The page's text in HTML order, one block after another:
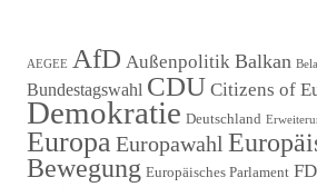
AEGEE AfD Außenpolitik Balkan
Bundestagswahl CDU Citizens of
Demokratie Deutschland
Europa Europawahl
Bewegung Europäisches Parlament